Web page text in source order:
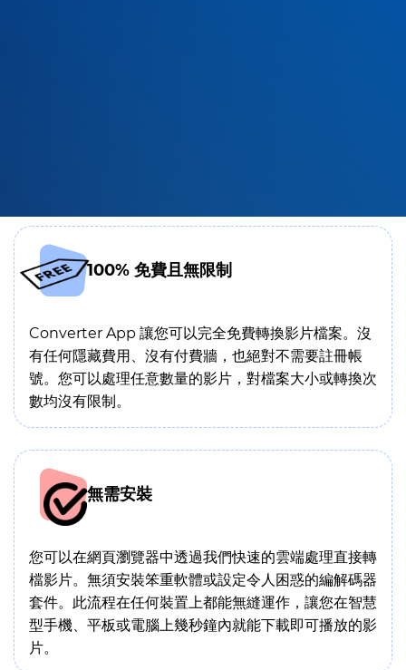
100% 免費且無限制
Converter App 讓您可以完全免費轉換影片檔案。沒
有任何隱藏費用、沒有付費牆，也絕對不需要註冊帳
號。您可以處理任意數量的影片，對檔案大小或轉換次
數均沒有限制。
無需安裝
您可以在網頁瀏覽器中透過我們快速的雲端處理直接轉
檔影片。無須安裝笨重軟體或設定令人困惑的編解碼器
套件。此流程在任何裝置上都能無縫運作，讓您在智慧
型手機、平板或電腦上幾秒鐘內就能下載即可播放的影
片。